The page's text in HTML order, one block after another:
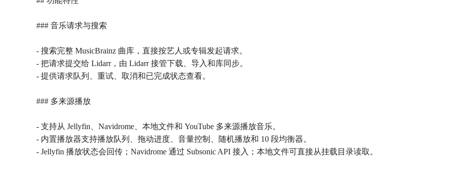
### 音乐请求与搜索
- 搜索完整 MusicBrainz 曲库，直接按艺人或专辑发起请求。
- 把请求提交给 Lidarr，由 Lidarr 接管下载、导入和库同步。
- 提供请求队列、重试、取消和已完成状态查看。
### 多来源播放
- 支持从 Jellyfin、Navidrome、本地文件和 YouTube 多来源播放音乐。
- 内置播放器支持播放队列、拖动进度、音量控制、随机播放和 10 段均衡器。
- Jellyfin 播放状态会回传；Navidrome 通过 Subsonic API 接入；本地文件可直接从挂载目录读取。